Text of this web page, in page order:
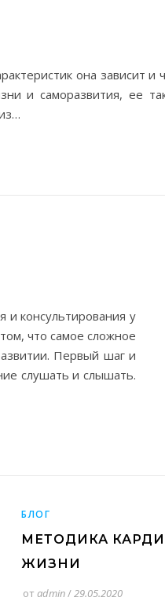
она зависит
и саморазвития, ее
и консультирования у
что самое сложное
Первый шаг и
слушать и слышать.
БЛОГ
МЕТОДИКА
ЖИЗНИ
от admin/29.05.2020